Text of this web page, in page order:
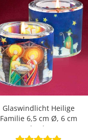
Glaswindlicht Heilige
Familie 6,5 cm Ø, 6 cm
hoch